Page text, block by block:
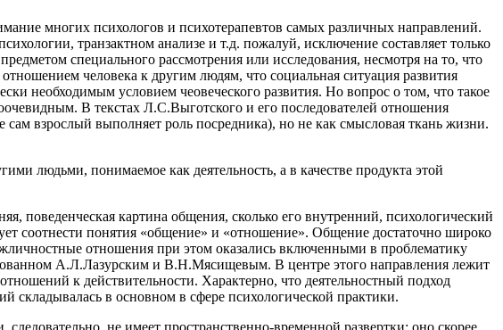
многих психологов и психотерапевтов самых различных направлений.
транзактном анализе и т.д. пожалуй, исключение составляет только
специального рассмотрения или исследования, несмотря на то, что
человека к другим людям, что социальная ситуация развития
необходимым условием чеовеческого развития. Но вопрос о том, что такое
В текстах Л.С.Выготского и его последователей отношения
взрослый выполняет роль посредника), но не как смысловая ткань жизни.
людьми, понимаемое как деятельность, а в качестве продукта этой
поведенческая картина общения, сколько его внутренний, психологический
соотнести понятия «общение» и «отношение». Общение достаточно широко
отношения при этом оказались включенными в проблематику
А.Л.Лазурским и В.Н.Мясищевым. В центре этого направления лежит
к действительности. Характерно, что деятельностный подход
складывалась в основном в сфере психологической практики.
не имеет пространственно-временной развертки; оно скорее